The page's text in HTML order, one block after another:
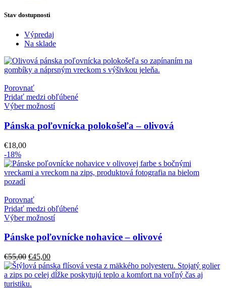
Stav dostupnosti
Výpredaj
Na sklade
Porovnať
Pridať medzi obľúbené
Výber možností
Pánska poľovnícka polokošeľa – olivová
€18,00
-18%
Porovnať
Pridať medzi obľúbené
Výber možností
Pánske poľovnícke nohavice – olivové
€55,00 Pôvodná
cena
bola:
€55,00.
€45,00Aktuálna
cena
je: